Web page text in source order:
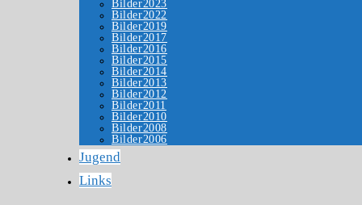
Bilder2023
Bilder2022
Bilder2019
Bilder2017
Bilder2016
Bilder2015
Bilder2014
Bilder2013
Bilder2012
Bilder2011
Bilder2010
Bilder2008
Bilder2006
Jugend
Links